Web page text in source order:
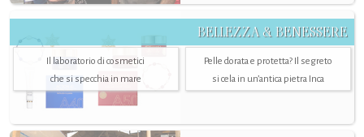
BELLEZZA & BENESSERE
Il laboratorio di cosmetici
che si specchia in mare
Pelle dorata e protetta? Il segreto
si cela in un’antica pietra Inca